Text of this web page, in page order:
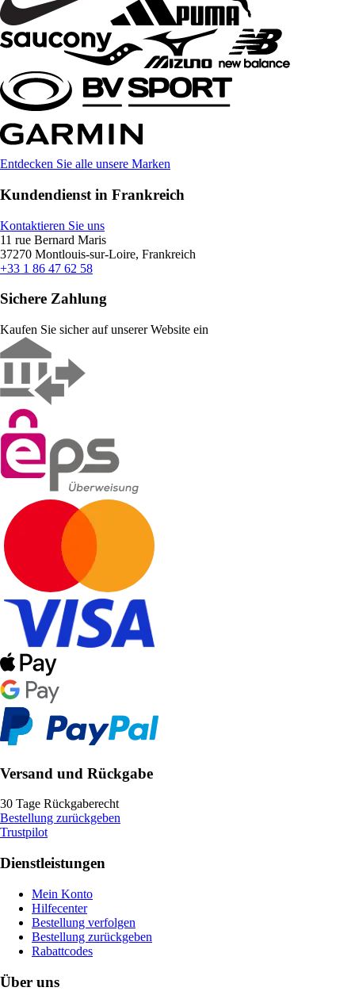
Entdecken Sie alle unsere Marken
Kundendienst in Frankreich
Kontaktieren Sie uns
11 rue Bernard Maris
37270 Montlouis-sur-Loire, Frankreich
+33 1 86 47 62 58
Sichere Zahlung
Kaufen Sie sicher auf unserer Website ein
Versand und Rückgabe
30 Tage Rückgaberecht
Bestellung zurückgeben
Trustpilot
Dienstleistungen
Mein Konto
Hilfecenter
Bestellung verfolgen
Bestellung zurückgeben
Rabattcodes
Über uns